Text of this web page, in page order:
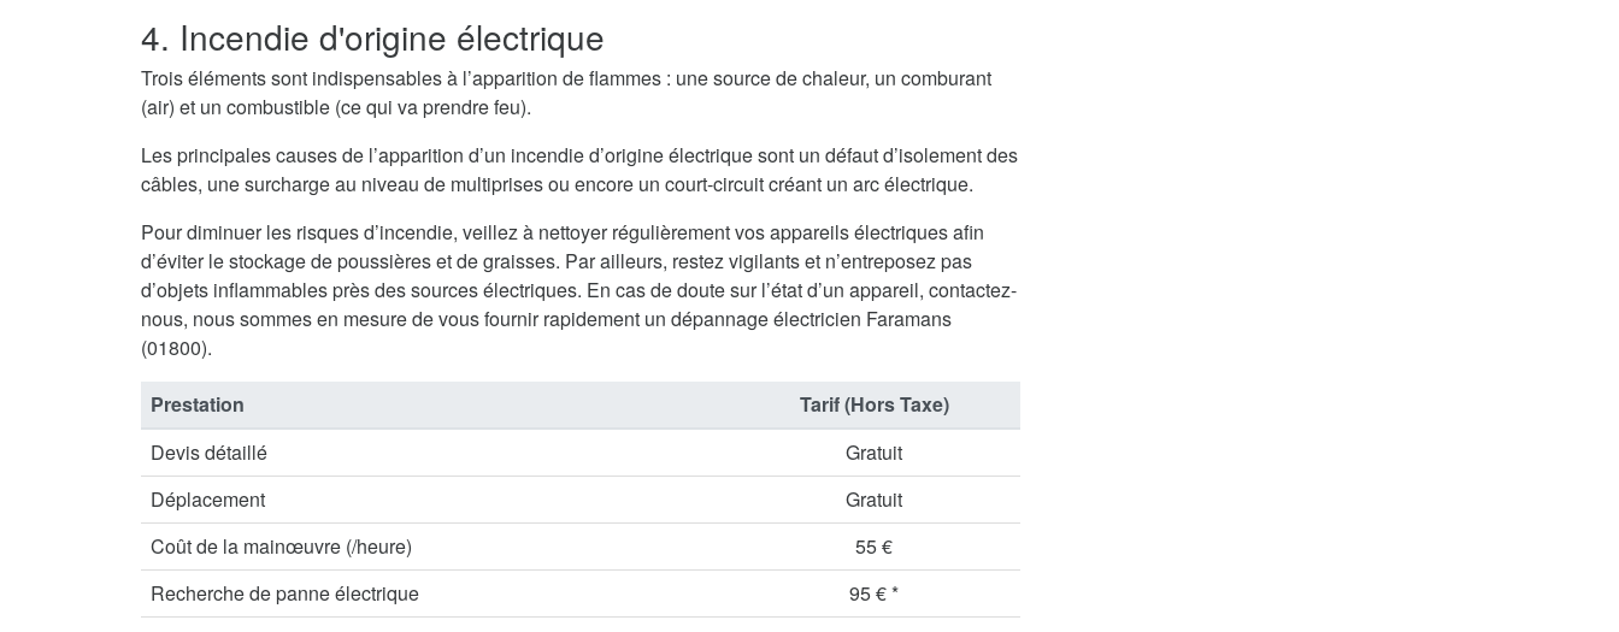
4. Incendie d'origine électrique
Trois éléments sont indispensables à l’apparition de flammes : une source de chaleur, un comburant
(air) et un combustible (ce qui va prendre feu).
Les principales causes de l’apparition d’un incendie d’origine électrique sont un défaut d’isolement des
câbles, une surcharge au niveau de multiprises ou encore un court-circuit créant un arc électrique.
Pour diminuer les risques d’incendie, veillez à nettoyer régulièrement vos appareils électriques afin
d’éviter le stockage de poussières et de graisses. Par ailleurs, restez vigilants et n’entreposez pas
d’objets inflammables près des sources électriques. En cas de doute sur l’état d’un appareil, contactez-
nous, nous sommes en mesure de vous fournir rapidement un dépannage électricien Faramans
(01800).
Prestation
Tarif (Hors Taxe)
Devis détaillé
Gratuit
Déplacement
Gratuit
Coût de la mainœuvre (/heure)
55 €
Recherche de panne électrique
95 € *